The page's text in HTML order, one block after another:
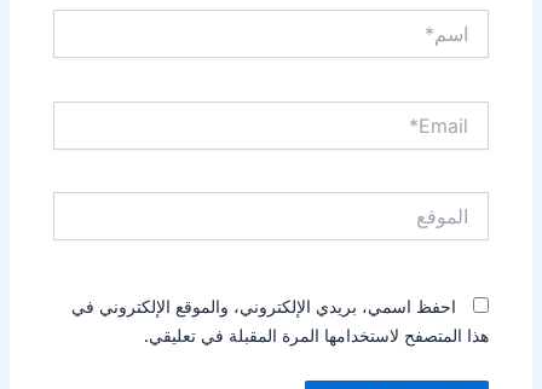
احفظ اسمي، بريدي الإلكتروني، والموقع الإلكتروني في
هذا المتصفح لاستخدامها المرة المقبلة في تعليقي.